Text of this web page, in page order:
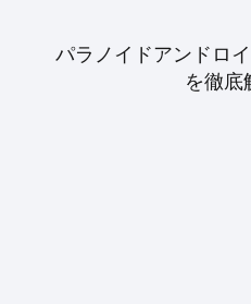
パラノイドアンドロ
を徹底